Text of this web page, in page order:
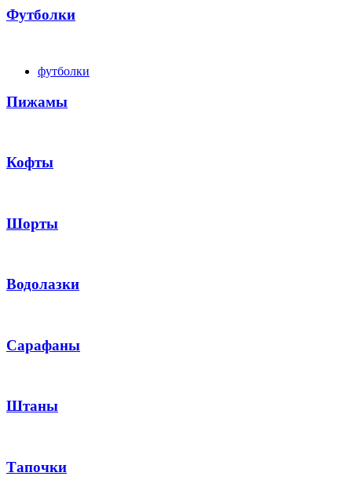
Футболки
футболки
Пижамы
Кофты
Шорты
Водолазки
Сарафаны
Штаны
Тапочки